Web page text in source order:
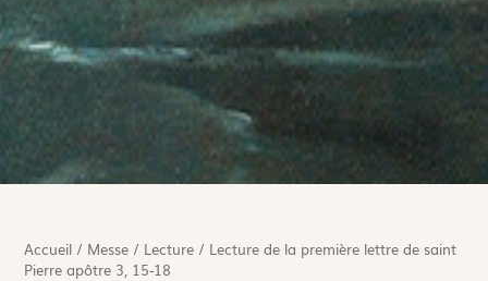
Accueil / Messe / Lecture / Lecture de la première lettre de saint
Pierre apôtre 3, 15-18